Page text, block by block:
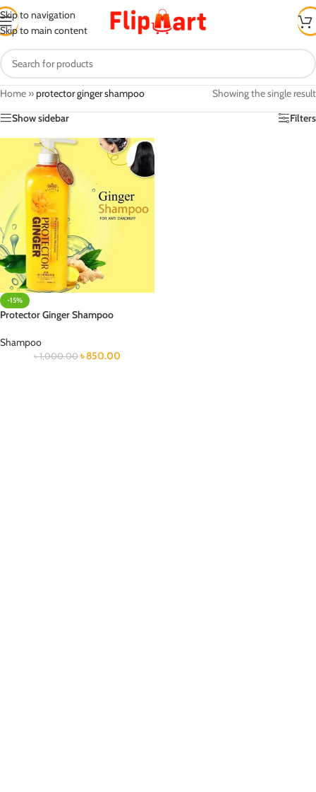
Skip to navigation
Skip to main content
Home »protector ginger shampoo
Showing the single result
Show sidebar
Filters
-15%
Protector Ginger Shampoo
Shampoo
৳1,000.00 ৳850.00